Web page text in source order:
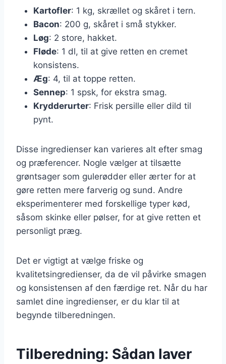
Kartofler: 1 kg, skrællet og skåret i tern.
Bacon: 200 g, skåret i små stykker.
Løg: 2 store, hakket.
Fløde: 1 dl, til at give retten en cremet
konsistens.
Æg: 4, til at toppe retten.
Sennep: 1 spsk, for ekstra smag.
Krydderurter: Frisk persille eller dild til
pynt.
Disse ingredienser kan varieres alt efter smag
og præferencer. Nogle vælger at tilsætte
grøntsager som gulerødder eller ærter for at
gøre retten mere farverig og sund. Andre
eksperimenterer med forskellige typer kød,
såsom skinke eller pølser, for at give retten et
personligt præg.
Det er vigtigt at vælge friske og
kvalitetsingredienser, da de vil påvirke smagen
og konsistensen af den færdige ret. Når du har
samlet dine ingredienser, er du klar til at
begynde tilberedningen.
Tilberedning: Sådan laver